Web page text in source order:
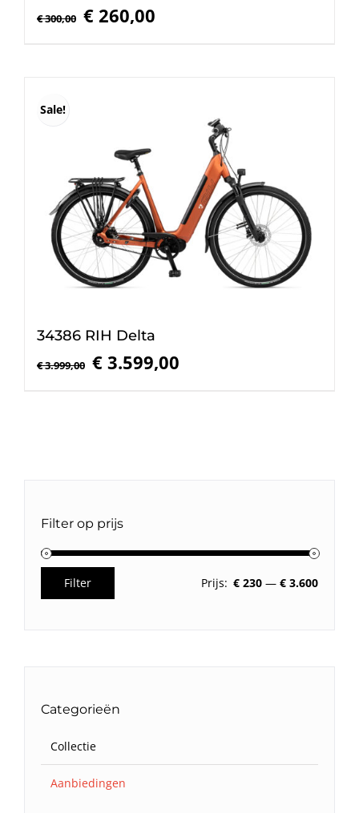
€300,00
Oorspronkelijke
€ 260,00
Sale!
34386 RIH Delta
€3.999,00
Oorspronkelijke
€ 3.599,00
Filter op prijs
Max.
Filter Prijs: € 230 — € 3.600
Categorieën
Collectie
Aanbiedingen